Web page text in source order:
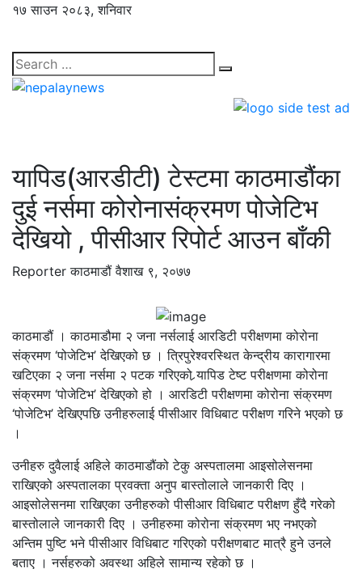
१७ साउन २०८३, शनिवार
यापिड(आरडीटी) टेस्टमा काठमाडौंका
दुई नर्समा कोरोनासंक्रमण पोजेटिभ
देखियो , पीसीआर रिपोर्ट आउन बाँकी
Reporterकाठमाडौंवैशाख ९, २०७७
काठमाडौं । काठमाडौमा २ जना नर्सलाई आरडिटी परीक्षणमा कोरोना
संक्रमण ‘पोजेटिभ’ देखिएको छ । त्रिपुरेश्वरस्थित केन्द्रीय कारागारमा
खटिएका २ जना नर्समा २ पटक गरिएको र्‍यापिड टेष्ट परीक्षणमा कोरोना
संक्रमण ‘पोजेटिभ’ देखिएको हो । आरडिटी परीक्षणमा कोरोना संक्रमण
‘पोजेटिभ’ देखिएपछि उनीहरुलाई पीसीआर विधिबाट परीक्षण गरिने भएको छ
।
उनीहरु दुवैलाई अहिले काठमाडौंको टेकु अस्पतालमा आइसोलेसनमा
राखिएको अस्पतालका प्रवक्ता अनुप बास्तोलाले जानकारी दिए ।
आइसोलेसनमा राखिएका उनीहरुको पीसीआर विधिबाट परीक्षण हुँदै गरेको
बास्तोलाले जानकारी दिए । उनीहरुमा कोरोना संक्रमण भए नभएको
अन्तिम पुष्टि भने पीसीआर विधिबाट गरिएको परीक्षणबाट मात्रै हुने उनले
बताए । नर्सहरुको अवस्था अहिले सामान्य रहेको छ ।